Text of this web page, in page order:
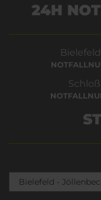
24H